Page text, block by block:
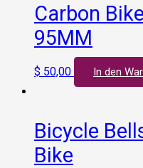
Carbon
95MM
$ 50,00 In den
Bicycle
Bike